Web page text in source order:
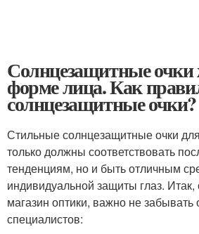
Солнцезащитные очки
форме лица. Как
солнцезащитные очки?
Стильные солнцезащитные очки
только должны соответствовать
тенденциям, но и быть отличным
индивидуальной защиты глаз. Итак,
магазин оптики, важно не
специалистов: